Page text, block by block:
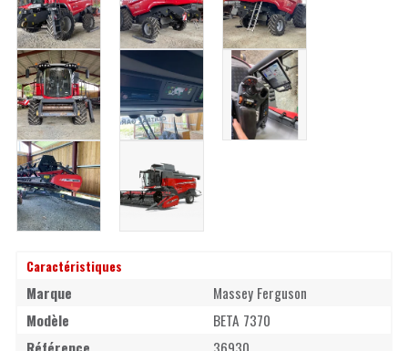
Caractéristiques
Marque
Massey Ferguson
Modèle
BETA 7370